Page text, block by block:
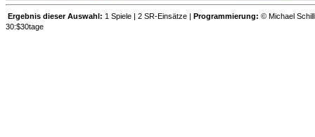
Ergebnis dieser Auswahl: 1 Spiele | 2 SR-Einsätze | Programmierung: © Michael
30:$30tage